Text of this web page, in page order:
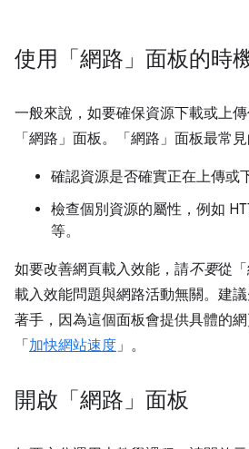
使用「網路」面板的時
一般來說，如要確保資源下載或上
「網路」 面板。「網路」 面板最常見
確認資源是否確實正在上傳或
檢查個別資源的屬性，例如
等。
如要改善網頁載入效能，請不要從「
載入效能問題與網路活動無關。建
著手，因為這個面板會提供具體的
「 加快網站速度」。
開啟「網路」面板